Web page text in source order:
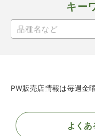
キー
PW販売店情報は毎週金
よく